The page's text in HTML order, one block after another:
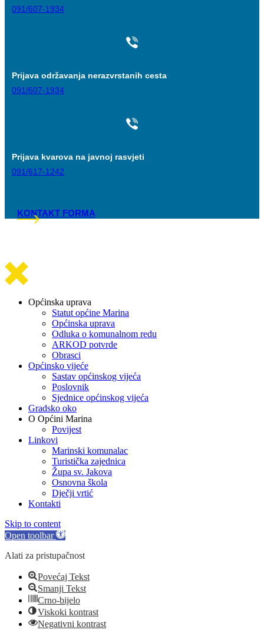
091/607-1934
Prijava održavanja nerazvrstanih cesta
091/607-1934
Prijava kvarova na javnoj rasvjeti
091/617-1242
KONTAKT FORMA
Općinska uprava
Statut općine Marina
Općinska uprava
Odluka o komunalnom redu
ARKOD potvrde
Obrasci
Općinsko vijeće
Sastav općinskog vijeća
Poslovnik
Sjednice općinskog vijeća
Gradsko oko
O Općini Marina
Povijest
Linkovi
Marinski komunalac
Turistička zajednica
Župa sv. Jakova
Osnovna škola
Dječji vrtić
Kontakti
Skip to content
Open toolbar
Alati za pristupačnost
Povećaj Tekst
Smanji Tekst
Crno-bijelo
Viskoki kontrast
Negativni kontrast